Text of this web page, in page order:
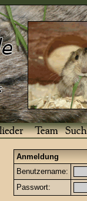
Anmeldung
Benutzername:
Passwort: